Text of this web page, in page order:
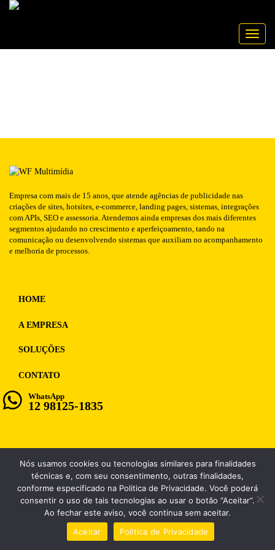
COMERCIALMENDONCA
Empresa com mais de 15 anos, que atende agências de publicidade nas
criações de sites, hotsites, e-commerce, landing pages, sistemas, integrações
com APIs, SEO e assessoria. Atendemos ainda empresas dos mais diferentes
segmentos ajudando no crescimento e aperfeiçoamento, tando na
comunicação ou desenvolvendo sistemas que auxiliam no acompanhamento
e melhoria de processos.
HOME
A EMPRESA
SOLUÇÕES
CONTATO
WhatsApp
12 98125-1835
WF MULTIMIDIA, CNPJ: 12.028.859/0001-98
Nós usamos cookies ou tecnologias similares para finalidades
técnicas e, com seu consentimento, outras finalidades,
conforme especificado na Politica de Privacidade. Você poderá
consentir o uso de tais tecnologias ao usar o botão “Aceitar”.
Ao fechar este aviso, você continua sem aceitar.
Aceitar
Politica de Privacidade